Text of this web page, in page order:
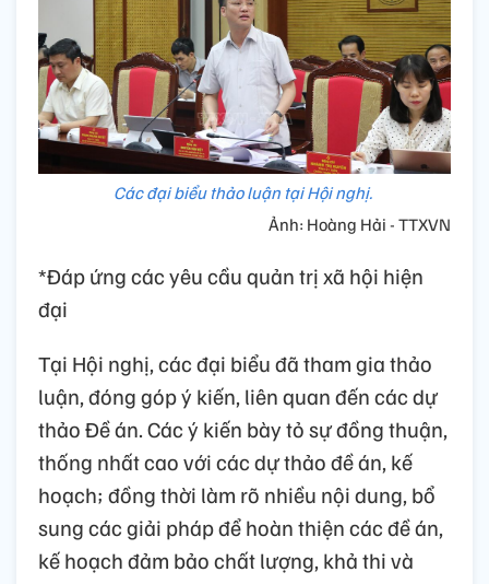
Các đại biểu thảo luận tại Hội nghị.
Ảnh: Hoàng Hải - TTXVN
*Đáp ứng các yêu cầu quản trị xã hội hiện
đại
Tại Hội nghị, các đại biểu đã tham gia thảo
luận, đóng góp ý kiến, liên quan đến các dự
thảo Đề án. Các ý kiến bày tỏ sự đồng thuận,
thống nhất cao với các dự thảo đề án, kế
hoạch; đồng thời làm rõ nhiều nội dung, bổ
sung các giải pháp để hoàn thiện các đề án,
kế hoạch đảm bảo chất lượng, khả thi và